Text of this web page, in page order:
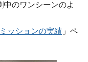
中のワンシーンのよ
ッションの実績 」ペ